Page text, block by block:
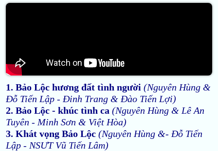
1. Bảo Lộc hương đất tình người (Nguyên Hùng &
Đỗ Tiến Lập - Đinh Trang & Đào Tiến Lợi)
2. Bảo Lộc - khúc tình ca (Nguyên Hùng & Lê An
Tuyên - Minh Sơn & Việt Hòa)
3. Khát vọng Bảo Lộc (Nguyên Hùng &- Đỗ Tiến
Lập - NSƯT Vũ Tiến Lâm)